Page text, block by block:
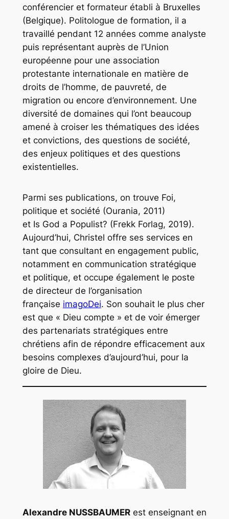
conférencier et formateur établi à Bruxelles
(Belgique). Politologue de formation, il a
travaillé pendant 12 années comme analyste
puis représentant auprès de l’Union
européenne pour une association
protestante internationale en matière de
droits de l’homme, de pauvreté, de
migration ou encore d’environnement. Une
diversité de domaines qui l’ont beaucoup
amené à croiser les thématiques des idées
et convictions, des questions de société,
des enjeux politiques et des questions
existentielles.
Parmi ses publications, on trouve Foi,
politique et société (Ourania, 2011)
et Is God a Populist? (Frekk Forlag, 2019).
Aujourd’hui, Christel offre ses services en
tant que consultant en engagement public,
notamment en communication stratégique
et politique, et occupe également le poste
de directeur de l’organisation
française imagoDei. Son souhait le plus cher
est que « Dieu compte » et de voir émerger
des partenariats stratégiques entre
chrétiens afin de répondre efficacement aux
besoins complexes d’aujourd’hui, pour la
gloire de Dieu.
Alexandre NUSSBAUMERest enseignant en